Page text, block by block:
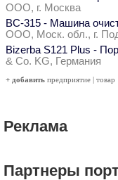
ООО, г. Москва
ВС-315 - Машина
ООО, Моск. обл., г.
Bizerba S121 Plus -
& Co. KG, Германия
+ добавить предприятие | товар
Реклама
Партнеры